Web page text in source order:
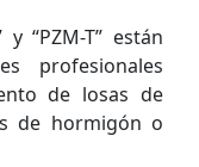
“PZM-T” están
profesionales
de losas de
de hormigón o